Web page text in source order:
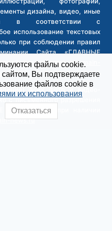
дизайна, видео, иные
в соответствии с
использование текстовых
при соблюдении правил
Сайта «ГЛАВНЫЕ
гиперссылки наmain-
всех фото и видео-
с письменного разрешения
НОВОСТИ» и при наличии
news.ru
файлы cookie.
Вы подтверждаете
файлов cookie в
их использования
Отказаться